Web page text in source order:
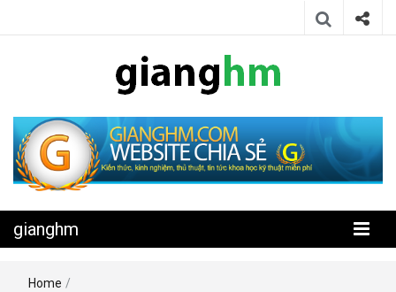
gianghm
kỹ thuật miễn phí
gianghm
Home /